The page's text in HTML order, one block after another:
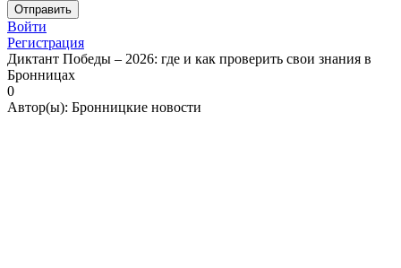
Войти
Регистрация
Диктант Победы – 2026: где и как проверить свои знания в
Бронницах
0
Автор(ы): Бронницкие новости